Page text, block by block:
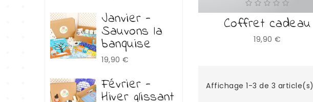
Janvier -
Sauvons la
banquise
Prix
19,90 €
Février -
Hiver glissant
Coffret cadeau
Prix
19,90 €
Affichage 1-3 de 3 article(s)